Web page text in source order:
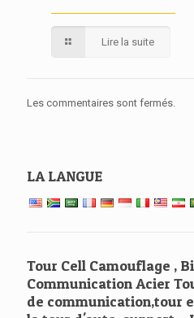
Lire la suite
Les commentaires sont fermés.
LA LANGUE
Tour Cell Camouflage ,
Communication Acier
de communication,tour